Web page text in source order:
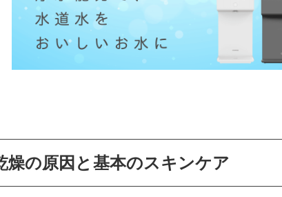
の原因と基本のスキンケア